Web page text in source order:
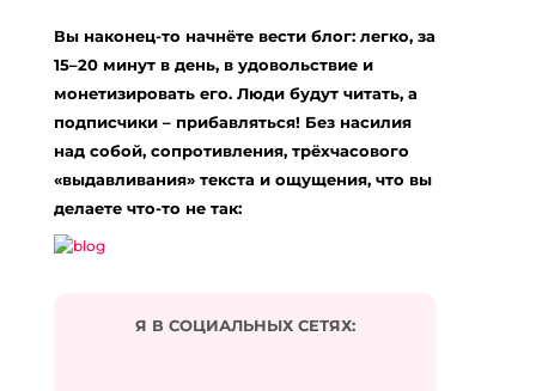
Вы наконец-то начнёте вести блог: легко, за
15–20 минут в день, в удовольствие и
монетизировать его. Люди будут читать, а
подписчики – прибавляться! Без насилия
над собой, сопротивления, трёхчасового
«выдавливания» текста и ощущения, что вы
делаете что-то не так:
Я В СОЦИАЛЬНЫХ СЕТЯХ: